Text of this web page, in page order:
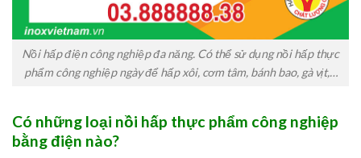
Nồi hấp điện công nghiệp đa năng. Có thể sử dụng nồi hấp thực
phẩm công nghiệp ngày để hấp xôi, cơm tâm, bánh bao, gà vịt,…
Có những loại nồi hấp thực phẩm công nghiệp
bằng điện nào?